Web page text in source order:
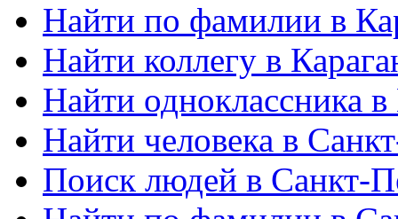
Найти по фамилии в
Найти коллегу в
Найти одноклассника в
Найти человека в
Поиск людей в Санкт-